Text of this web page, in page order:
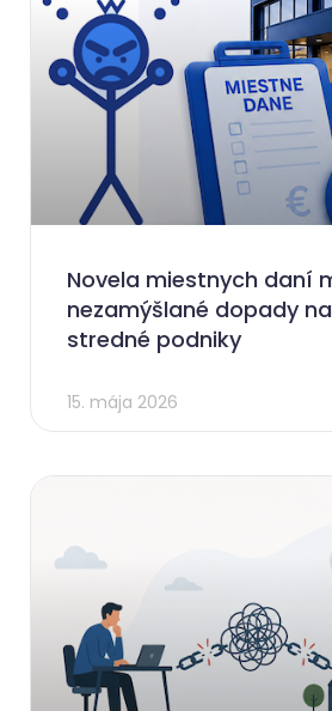
Novela miestnych daní
nezamýšlané dopady
stredné podniky
15. mája 2026